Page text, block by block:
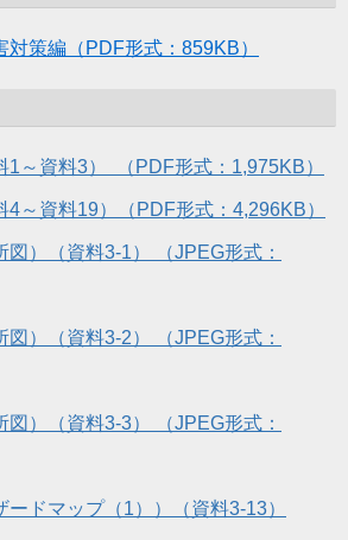
策編（PDF形式：859KB）
～資料3） （PDF形式：1,975KB）
～資料19）（PDF形式：4,296KB）
）（資料3-1） （JPEG形式：
）（資料3-2） （JPEG形式：
）（資料3-3） （JPEG形式：
ドマップ（1））（資料3-13）